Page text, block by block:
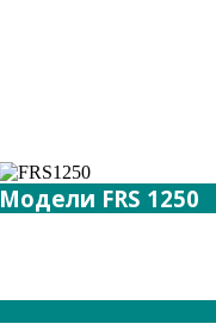
Модели FRS 1250